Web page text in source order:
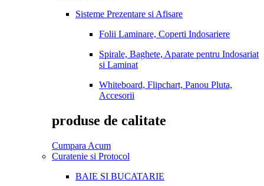
Sisteme Prezentare si Afisare
Folii Laminare, Coperti Indosariere
Spirale, Baghete, Aparate pentru Indosariat
si Laminat
Whiteboard, Flipchart, Panou Pluta,
Accesorii
produse de calitate
Cumpara Acum
Curatenie si Protocol
BAIE SI BUCATARIE